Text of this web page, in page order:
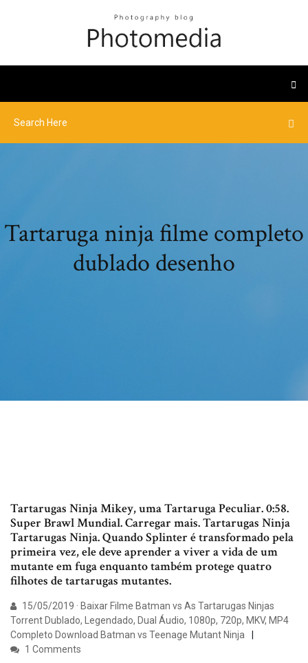
Tartaruga ninja filme completo
dublado desenho
Tartarugas Ninja Mikey, uma Tartaruga Peculiar. 0:58.
Super Brawl Mundial. Carregar mais. Tartarugas Ninja
Tartarugas Ninja. Quando Splinter é transformado pela
primeira vez, ele deve aprender a viver a vida de um
mutante em fuga enquanto também protege quatro
filhotes de tartarugas mutantes.
15/05/2019 · Baixar Filme Batman vs As Tartarugas Ninjas
Torrent Dublado, Legendado, Dual Áudio, 1080p, 720p, MKV, MP4
Completo Download Batman vs Teenage Mutant Ninja
1 Comments